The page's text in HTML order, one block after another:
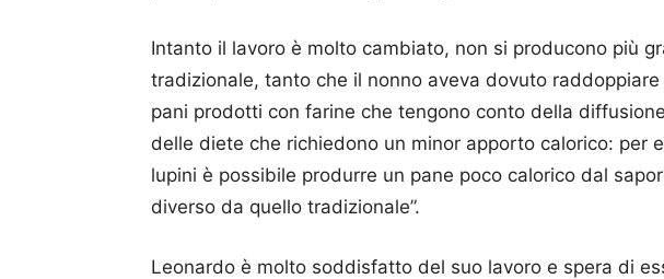
Intanto il lavoro è molto cambiato, non si producono più
tradizionale, tanto che il nonno aveva dovuto
pani prodotti con farine che tengono conto della
delle diete che richiedono un minor apporto calorico: per
lupini è possibile produrre un pane poco calorico dal
diverso da quello tradizionale”.
Leonardo è molto soddisfatto del suo lavoro e spera di